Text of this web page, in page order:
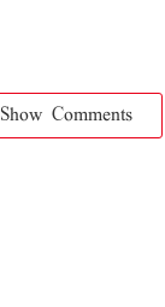
Show Comments